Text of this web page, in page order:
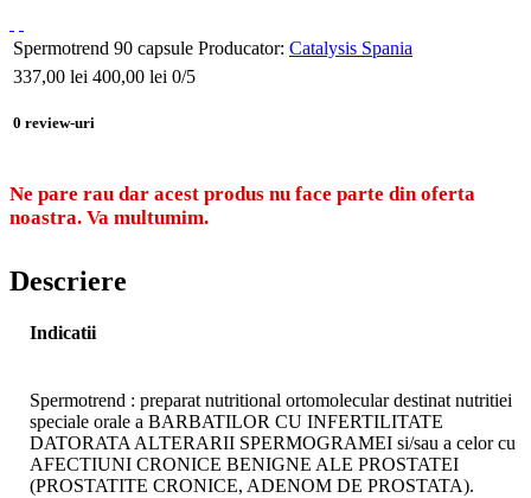
Spermotrend 90 capsule Producator: Catalysis Spania
337,00 lei 400,00 lei 0/5
0 review-uri
Ne pare rau dar acest produs nu face parte din oferta
noastra. Va multumim.
Descriere
Indicatii
Spermotrend : preparat nutritional ortomolecular destinat nutritiei
speciale orale a BARBATILOR CU INFERTILITATE
DATORATA ALTERARII SPERMOGRAMEI si/sau a celor cu
AFECTIUNI CRONICE BENIGNE ALE PROSTATEI
(PROSTATITE CRONICE, ADENOM DE PROSTATA).